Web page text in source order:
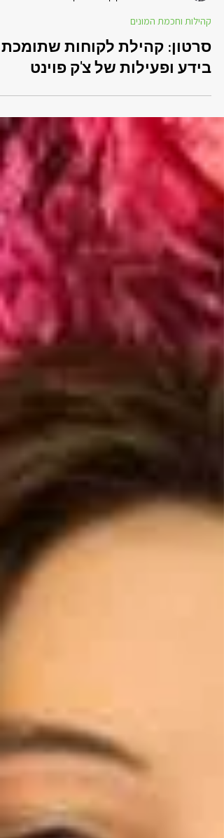
Galit Ganor
קהילות וחכמת המונים
סרטון: קהילת לקוחות שתומכת
בידע ופעילות של צ'ק פוינט